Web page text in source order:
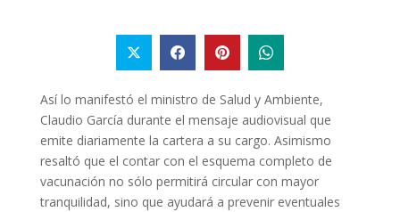
Así lo manifestó el ministro de Salud y Ambiente,
Claudio García durante el mensaje audiovisual que
emite diariamente la cartera a su cargo. Asimismo
resaltó que el contar con el esquema completo de
vacunación no sólo permitirá circular con mayor
tranquilidad, sino que ayudará a prevenir eventuales